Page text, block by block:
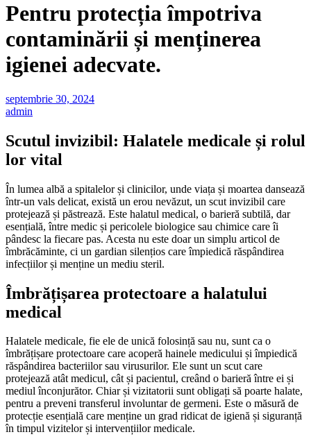
Pentru protecția împotriva
contaminării și menținerea
igienei adecvate.
septembrie 30, 2024
admin
Scutul invizibil: Halatele medicale și rolul
lor vital
În lumea albă a spitalelor și clinicilor, unde viața și moartea dansează
într-un vals delicat, există un erou nevăzut, un scut invizibil care
protejează și păstrează. Este halatul medical, o barieră subtilă, dar
esențială, între medic și pericolele biologice sau chimice care îi
pândesc la fiecare pas. Acesta nu este doar un simplu articol de
îmbrăcăminte, ci un gardian silențios care împiedică răspândirea
infecțiilor și menține un mediu steril.
Îmbrățișarea protectoare a halatului
medical
Halatele medicale, fie ele de unică folosință sau nu, sunt ca o
îmbrățișare protectoare care acoperă hainele medicului și împiedică
răspândirea bacteriilor sau virusurilor. Ele sunt un scut care
protejează atât medicul, cât și pacientul, creând o barieră între ei și
mediul înconjurător. Chiar și vizitatorii sunt obligați să poarte halate,
pentru a preveni transferul involuntar de germeni. Este o măsură de
protecție esențială care menține un grad ridicat de igienă și siguranță
în timpul vizitelor și intervențiilor medicale.